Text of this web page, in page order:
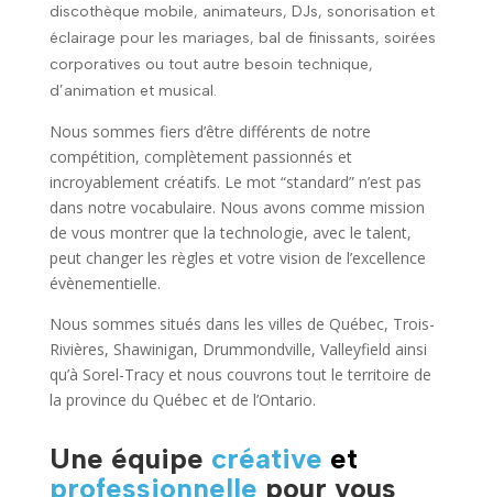
discothèque mobile, animateurs, DJs, sonorisation et
éclairage pour les mariages, bal de finissants, soirées
corporatives ou tout autre besoin technique,
d’animation et musical.
Nous sommes fiers d’être différents de notre
compétition, complètement passionnés et
incroyablement créatifs. Le mot “standard” n’est pas
dans notre vocabulaire. Nous avons comme mission
de vous montrer que la technologie, avec le talent,
peut changer les règles et votre vision de l’excellence
évènementielle.
Nous sommes situés dans les villes de Québec, Trois-
Rivières, Shawinigan, Drummondville, Valleyfield ainsi
qu’à Sorel-Tracy et nous couvrons tout le territoire de
la province du Québec et de l’Ontario.
Une équipe créative et
professionnelle pour vous